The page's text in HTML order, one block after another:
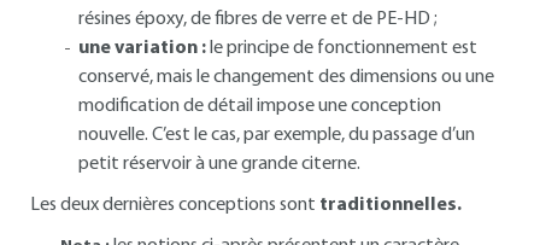
résines époxy, de fibres de verre et de PE-HD ;
une variation : le principe de fonctionnement est
conservé, mais le changement des dimensions ou une
modification de détail impose une conception
nouvelle. C’est le cas, par exemple, du passage d’un
petit réservoir à une grande citerne.
Les deux dernières conceptions sont traditionnelles.